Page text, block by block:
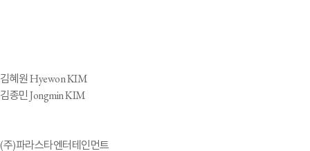
김혜원 Hyewon KIM
김종민 Jongmin KIM
(주)파라스타엔터테인먼트